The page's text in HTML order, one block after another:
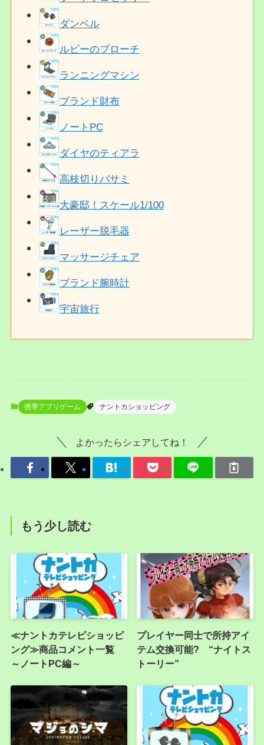
ダンベル
ルビーのブローチ
ランニングマシン
ブランド財布
ノートPC
ダイヤのティアラ
高枝切りバサミ
大豪邸！スケール1/100
レーザー脱毛器
マッサージチェア
ブランド腕時計
宇宙旅行
携帯アプリゲーム ナントカショッピング
よかったらシェアしてね！
もう少し読む
≪ナントカテレビショッピ
ング≫商品コメント一覧
～ノートPC編～
プレイヤー同士で所持アイ
テム交換可能? “ナイトス
トーリー”